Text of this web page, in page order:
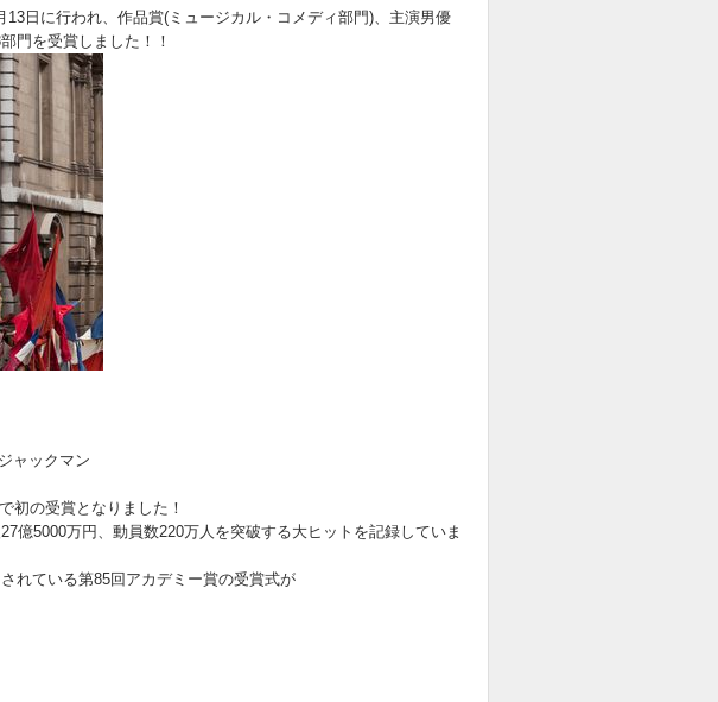
日に行われ、作品賞(ミュージカル・コメディ部門)、主演男優
門を受賞しました！！
ャックマン
初の受賞となりました！
億5000万円、動員数220万人を突破する大ヒットを記録していま
れている第85回アカデミー賞の受賞式が